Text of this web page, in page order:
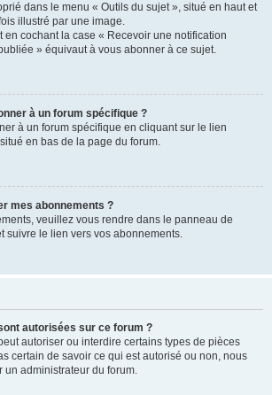
dans le menu « Outils du sujet », situé en haut et
illustré par une image.
en cochant la case « Recevoir une notification
» équivaut à vous abonner à ce sujet.
à un forum spécifique ?
à un forum spécifique en cliquant sur le lien
en bas de la page du forum.
mes abonnements ?
veuillez vous rendre dans le panneau de
suivre le lien vers vos abonnements.
autorisées sur ce forum ?
autoriser ou interdire certains types de pièces
certain de savoir ce qui est autorisé ou non, nous
un administrateur du forum.